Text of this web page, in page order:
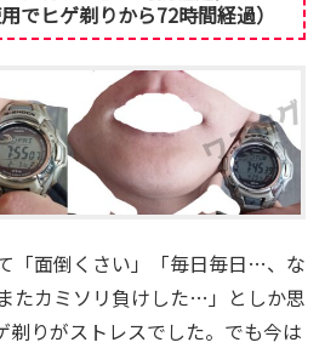
でヒゲ剃りから72時間経過）
「面倒くさい」「毎日毎日…、な
たカミソリ負けした…」としか思
剃りがストレスでした。でも今は